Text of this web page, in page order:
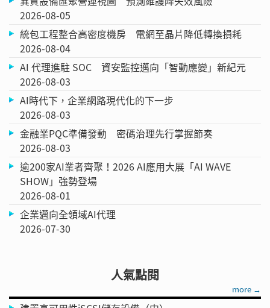
2026-08-05
統包工程整合高密度機房 電網至晶片降低轉換損耗
2026-08-04
AI 代理進駐 SOC 資安監控邁向「智動應變」新紀元
2026-08-03
AI時代下，企業網路現代化的下一步
2026-08-03
金融業PQC準備發動 密碼治理先行掌握節奏
2026-08-03
逾200家AI業者齊聚！2026 AI應用大展「AI WAVE
SHOW」強勢登場
2026-08-01
企業邁向全領域AI代理
2026-07-30
人氣點閱
more →